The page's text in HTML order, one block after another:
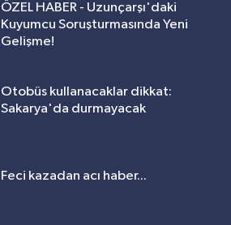
ÖZEL HABER - Uzunçarşı'daki
Kuyumcu Soruşturmasında Yeni
Gelişme!
Otobüs kullanacaklar dikkat:
Sakarya'da durmayacak
Feci kazadan acı haber...